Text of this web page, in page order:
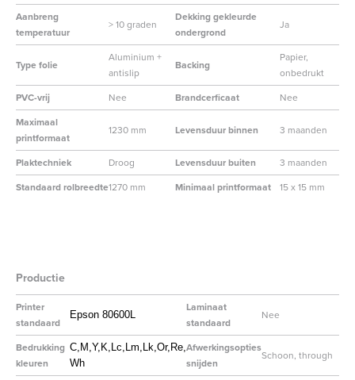
Aanbreng
temperatuur
> 10 graden
Dekking gekleurde
ondergrond
Ja
Type folie
Aluminium +
antislip
Backing
Papier,
onbedrukt
PVC-vrij
Nee Brandcerficaat
Nee
Maximaal
printformaat
1230 mm Levensduur binnen 3 maanden
Plaktechniek Droog Levensduur buiten
3 maanden
Standaard rolbreedte1270 mm Minimaal printformaat 15 x 15 mm
Productie
Printer
standaard
Epson 80600L
Laminaat
standaard
Nee
Bedrukking
kleuren
C,M,Y,K,Lc,Lm,Lk,Or,Re,
Wh
Afwerkingsopties
snijden
Schoon, through